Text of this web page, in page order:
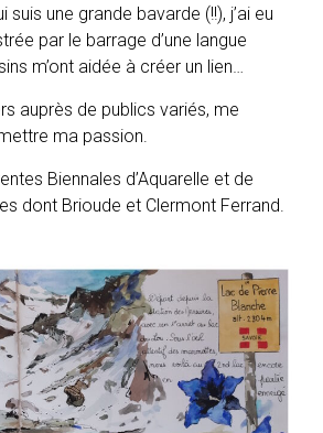
une grande bavarde (!!), j’ai eu
par le barrage d’une langue
m’ont aidée à créer un lien…
auprès de publics variés, me
ma passion.
Biennales d’Aquarelle et de
dont Brioude et Clermont Ferrand.